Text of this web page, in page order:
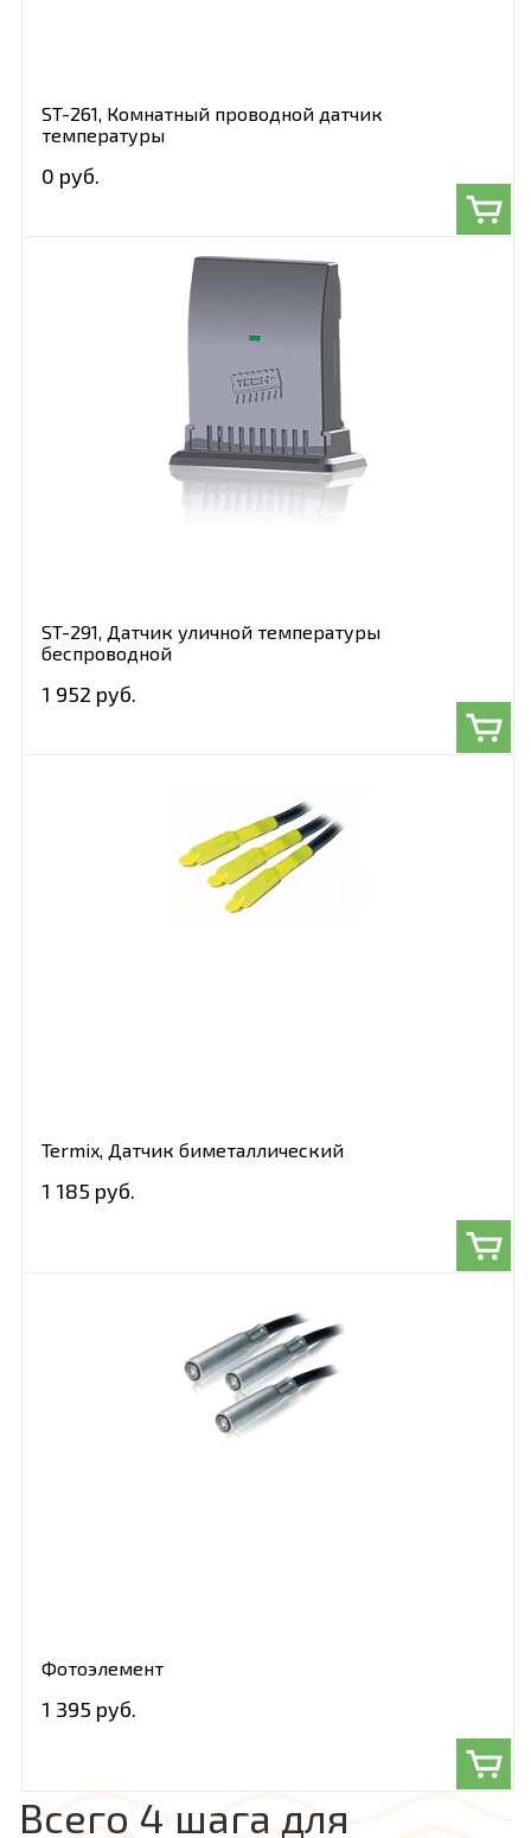
ST-261, Комнатный проводной датчик
температуры
0 руб.
ST-291, Датчик уличной температуры
беспроводной
1 952 руб.
Termix, Датчик биметаллический
1 185 руб.
Фотоэлемент
1 395 руб.
Всего 4 шага для